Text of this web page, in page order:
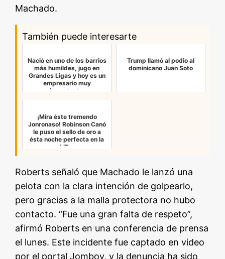
Machado.
También puede interesarte
Nació en uno de los barrios
más humildes, jugo en
Grandes Ligas y hoy es un
empresario muy
important…
Trump llamó al podio al
dominicano Juan Soto
¡Mira éste tremendo
Jonronaso! Robinson Canó
le puso el sello de oro a
ésta noche perfecta en la
LID…
Roberts señaló que Machado le lanzó una
pelota con la clara intención de golpearlo,
pero gracias a la malla protectora no hubo
contacto. “Fue una gran falta de respeto”,
afirmó Roberts en una conferencia de prensa
el lunes. Este incidente fue captado en video
por el portal Jomboy, y la denuncia ha sido